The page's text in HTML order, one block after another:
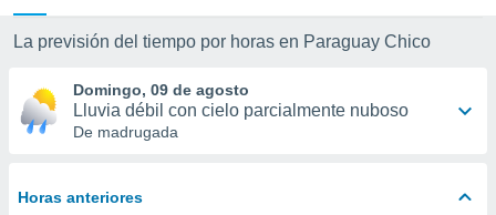
a este
las
y
forma
basada
La previsión del tiempo por horas en Paraguay Chico
Domingo, 09 de agosto
Lluvia débil con cielo parcialmente nuboso
De madrugada
Horas anteriores